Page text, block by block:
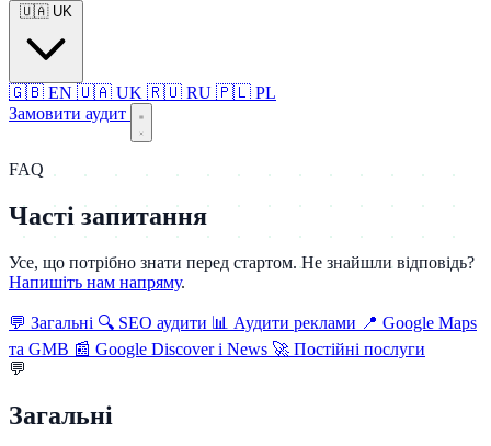
🇺🇦 UK
🇬🇧 EN 🇺🇦 UK 🇷🇺 RU 🇵🇱 PL
Замовити аудит
FAQ
Часті запитання
Усе, що потрібно знати перед стартом. Не знайшли відповідь?
Напишіть нам напряму.
💬 Загальні 🔍 SEO аудити 📊 Аудити реклами 📍 Google Maps
та GMB 📰 Google Discover і News 🚀 Постійні послуги
💬
Загальні